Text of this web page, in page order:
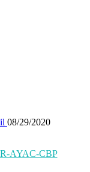
08/29/2020
AYAC-CBP